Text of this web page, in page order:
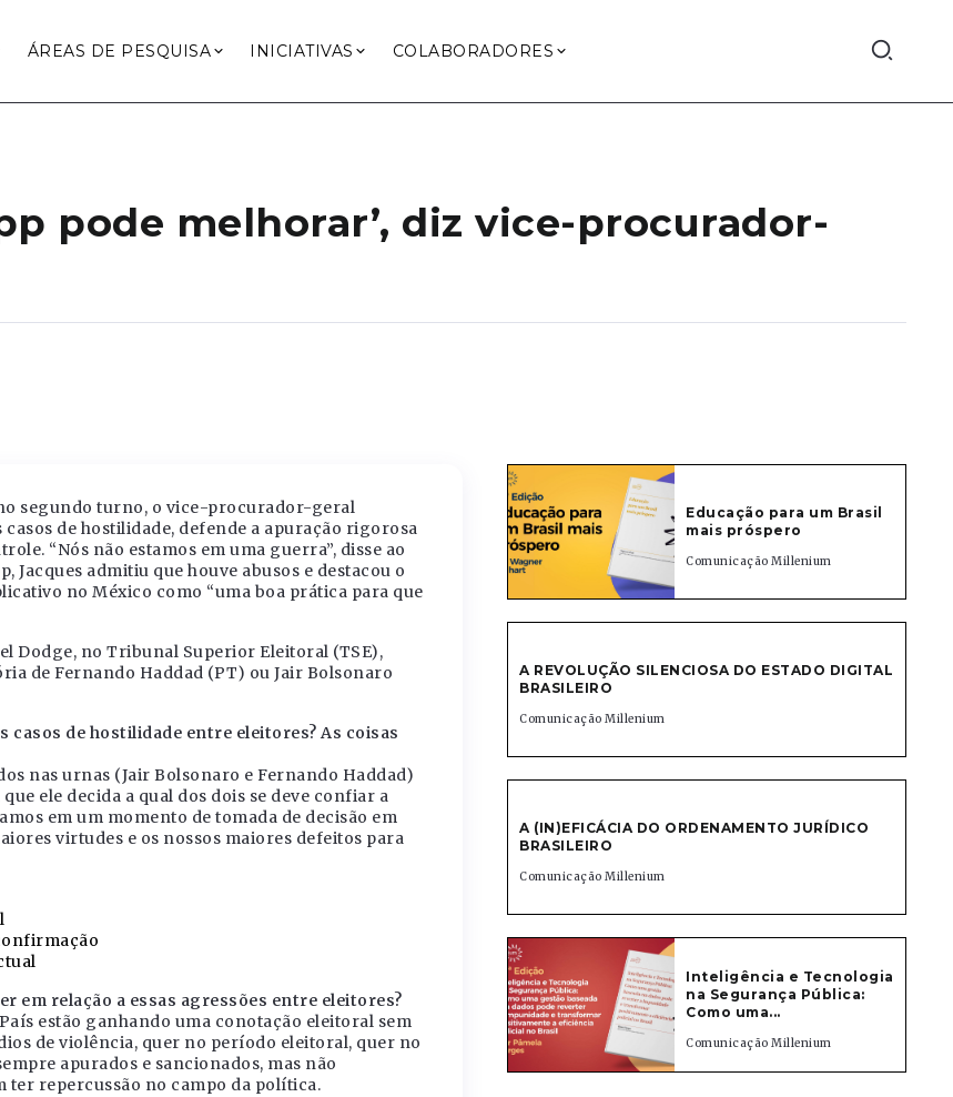
ÁREAS DE PESQUISA INICIATIVAS COLABORADORES
pode melhorar’, diz vice-procurador-
segundo turno, o vice-procurador-geral
de hostilidade, defende a apuração rigorosa
“Nós não estamos em uma guerra”, disse ao
Jacques admitiu que houve abusos e destacou o
no México como “uma boa prática para que
Dodge, no Tribunal Superior Eleitoral (TSE),
de Fernando Haddad (PT) ou Jair Bolsonaro
de hostilidade entre eleitores? As coisas
nas urnas (Jair Bolsonaro e Fernando Haddad)
ele decida a qual dos dois se deve confiar a
em um momento de tomada de decisão em
virtudes e os nossos maiores defeitos para
em relação a essas agressões entre eleitores?
estão ganhando uma conotação eleitoral sem
de violência, quer no período eleitoral, quer no
apurados e sancionados, mas não
ter repercussão no campo da política.
Educação para um Brasil
mais próspero
Comunicação Millenium
A REVOLUÇÃO SILENCIOSA DO ESTADO DIGITAL
BRASILEIRO
Comunicação Millenium
A (IN)EFICÁCIA DO ORDENAMENTO JURÍDICO
BRASILEIRO
Comunicação Millenium
Inteligência e Tecnologia
na Segurança Pública:
Como uma...
Comunicação Millenium